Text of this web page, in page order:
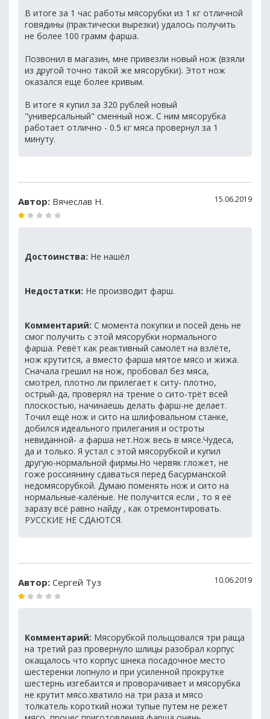
В итоге за 1 час работы мясорубки из 1 кг отличной
говядины (практически вырезки) удалось получить
не более 100 грамм фарша.
Позвонил в магазин, мне привезли новый нож (взяли
из другой точно такой же мясорубки). Этот нож
оказался еще более кривым.
В итоге я купил за 320 рублей новый
"универсальный" сменный нож. С ним мясорубка
работает отлично - 0.5 кг мяса провернул за 1
минуту.
Автор: Вячеслав Н. 15.06.2019
Достоинства: Не нашёл
Недостатки: Не производит фарш.
Комментарий: С момента покупки и посей день не
смог получить с этой мясорубки нормального
фарша. Ревёт как реактивный самолёт на взлёте,
нож крутится, а вместо фарша мятое мясо и жижа.
Сначала грешил на нож, пробовал без мяса,
смотрел, плотно ли прилегает к ситу- плотно,
острый-да, проверял на трение о сито-трёт всей
плоскостью, начинаешь делать фарш-не делает.
Точил ещё нож и сито на шлифовальном станке,
добился идеального прилегания и остроты
невиданной- а фарша нет.Нож весь в мясе.Чудеса,
да и только. Я устал с этой мясорубкой и купил
другую-нормальной фирмы.Но червяк гложет, не
гоже россиянину сдаваться перед басурманской
недомясорубкой. Думаю поменять нож и сито на
нормальные-калёные. Не получится если , то я её
заразу всё равно найду , как отремонтировать.
РУССКИЕ НЕ СДАЮТСЯ.
Автор: Сергей Туз 10.06.2019
Комментарий: Мясорубкой польщовался три раща
на третий раз провернуло шлицы разобрал корпус
окащалось что корпус шнека посадочное место
шестеренки лопнуло и при усиленной прокрутке
шестернь изгебаится и проворачивает и мясорубка
не крутит мясо.хватило на три раза и мясо
толкатель короткий ножи тупые путем не режет